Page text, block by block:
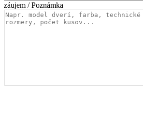
záujem / Poznámka